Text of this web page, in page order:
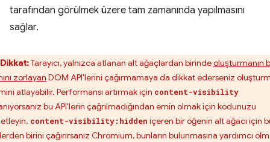
tarafından görülmek üzere tam zamanında yapılmasını
sağlar.
Dikkat:Tarayıcı, yalnızca atlanan alt ağaçlardan birindeoluşturmanın
zorlayan DOM API'lerini çağırmamaya da dikkat ederseniz
atlayabilir. Performansı artırmak için content-visibility
bu API'lerin çağrılmadığından emin olmak için kodunuzu
content-visibility:hidden içeren bir öğenin alt ağacı için
birini çağırırsanız Chromium, bunların bulunmasına yardımcı